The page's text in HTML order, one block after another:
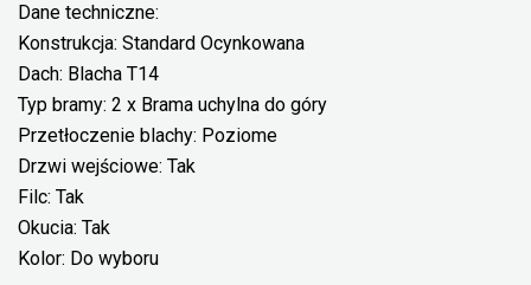
Dane techniczne:
Konstrukcja: Standard Ocynkowana
Dach: Blacha T14
Typ bramy: 2 x Brama uchylna do góry
Przetłoczenie blachy: Poziome
Drzwi wejściowe: Tak
Filc: Tak
Okucia: Tak
Kolor: Do wyboru